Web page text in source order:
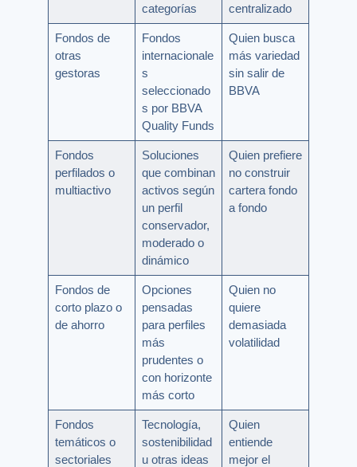
categorías
centralizado
Fondos de
otras
gestoras
Fondos
internacionale
s
seleccionado
s por BBVA
Quality Funds
Quien busca
más variedad
sin salir de
BBVA
Fondos
perfilados o
multiactivo
Soluciones
que combinan
activos según
un perfil
conservador,
moderado o
dinámico
Quien prefiere
no construir
cartera fondo
a fondo
Fondos de
corto plazo o
de ahorro
Opciones
pensadas
para perfiles
más
prudentes o
con horizonte
más corto
Quien no
quiere
demasiada
volatilidad
Fondos
temáticos o
sectoriales
Tecnología,
sostenibilidad
u otras ideas
Quien
entiende
mejor el